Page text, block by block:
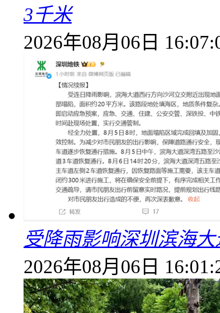
3千米
2026年08月06日
受降雨影响深圳滨海
2026年08月06日